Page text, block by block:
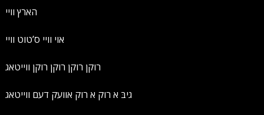
הארץ וויי
אוי וויי ס’טוט וויי
רוקן רוקן רוקן רוקן ווייטאג
גיבּ א רוק א רוק אוועק דעם ווייטאג